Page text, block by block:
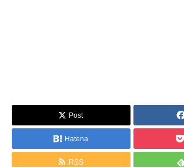
Post
Hatena
RSS